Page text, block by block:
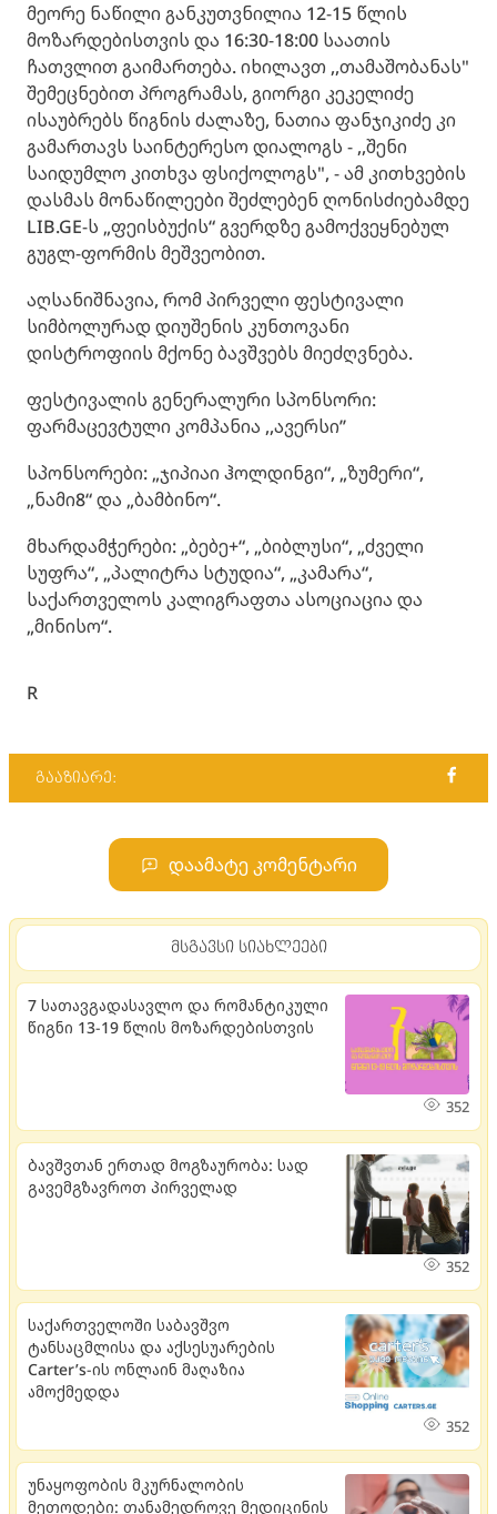
მეორე ნაწილი განკუთვნილია 12-15 წლის
მოზარდებისთვის და 16:30-18:00 საათის
ჩათვლით გაიმართება. იხილავთ ,,თამაშობანას"
შემეცნებით პროგრამას, გიორგი კეკელიძე
ისაუბრებს წიგნის ძალაზე, ნათია ფანჯიკიძე კი
გამართავს საინტერესო დიალოგს - ,,შენი
საიდუმლო კითხვა ფსიქოლოგს", - ამ კითხვების
დასმას მონაწილეები შეძლებენ ღონისძიებამდე
LIB.GE-ს „ფეისბუქის“ გვერდზე გამოქვეყნებულ
გუგლ-ფორმის მეშვეობით.
აღსანიშნავია, რომ პირველი ფესტივალი
სიმბოლურად დიუშენის კუნთოვანი
დისტროფიის მქონე ბავშვებს მიეძღვნება.
ფესტივალის გენერალური სპონსორი:
ფარმაცევტული კომპანია ,,ავერსი’’
სპონსორები: „ჯიპიაი ჰოლდინგი“, „ზუმერი“,
„ნამი8“ და „ბამბინო“.
მხარდამჭერები: „ბებე+“, „ბიბლუსი“, „ძველი
სუფრა“, „პალიტრა სტუდია“, „კამარა“,
საქართველოს კალიგრაფთა ასოციაცია და
„მინისო“.
R
გააზიარე:
დაამატე კომენტარი
მსგავსი სიახლეები
7 სათავგადასავლო და რომანტიკული
წიგნი 13-19 წლის მოზარდებისთვის
352
ბავშვთან ერთად მოგზაურობა: სად
გავემგზავროთ პირველად
352
საქართველოში საბავშვო
ტანსაცმლისა და აქსესუარების
Carter’s-ის ონლაინ მაღაზია
ამოქმედდა
352
უნაყოფობის მკურნალობის
მეთოდები: თანამედროვე მედიცინის